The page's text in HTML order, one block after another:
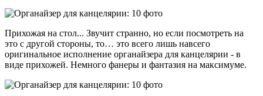
Прихожая на стол... Звучит странно, но если посмотреть на
это с другой стороны, то… это всего лишь навсего
оригинальное исполнение органайзера для канцелярии - в
виде прихожей. Немного фанеры и фантазия на максимуме.